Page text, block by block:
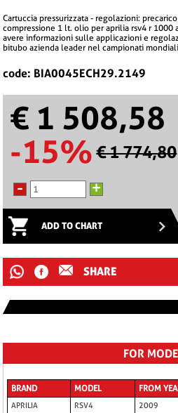
cartuccia pressurizzata - regolazioni: precarico molla idraulico estensione
compressione 1 lt. olio per aprilia rsv4 r 1000
avere informazioni sulle applicazioni e
bitubo azienda leader nel campionati
code: BIA0045ECH29.2149
€ 1 508,58
-15% € 1 774,80
- +
ADD TO CHART
SHARE
FOR
BRAND MODEL FROM
APRILIA RSV4 2009